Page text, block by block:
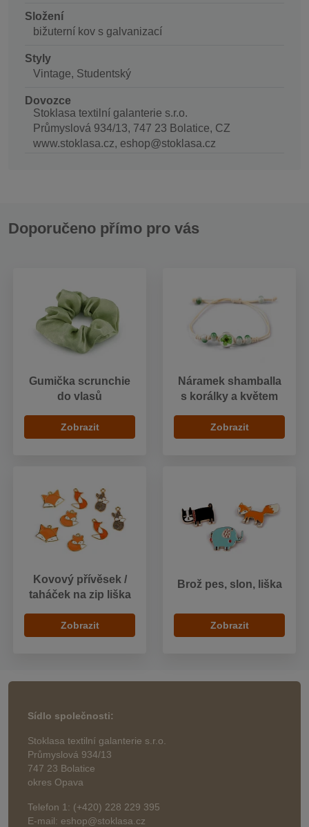
Složení
bižuterní kov s galvanizací
Styly
Vintage, Studentský
Dovozce
Stoklasa textilní galanterie s.r.o.
Průmyslová 934/13, 747 23 Bolatice, CZ
www.stoklasa.cz, eshop@stoklasa.cz
Doporučeno přímo pro vás
Gumička scrunchie
do vlasů
Zobrazit
Náramek shamballa
s korálky a květem
Zobrazit
Kovový přívěsek /
taháček na zip liška
Zobrazit
Brož pes, slon, liška
Zobrazit
Sídlo společnosti:
Stoklasa textilní galanterie s.r.o.
Průmyslová 934/13
747 23 Bolatice
okres Opava
Telefon 1: (+420) 228 229 395
E-mail: eshop@stoklasa.cz